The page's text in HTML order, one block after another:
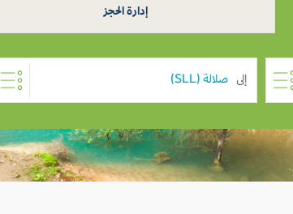
إدارة الحجز
إلى